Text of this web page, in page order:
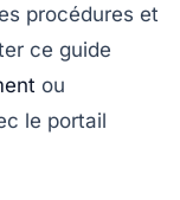
procédures et
ce guide
ou
le portail